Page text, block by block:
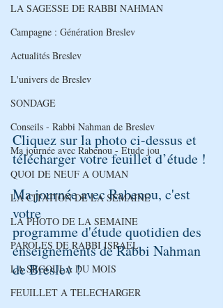
LA SAGESSE DE RABBI NAHMAN
Campagne : Génération Breslev
Actualités Breslev
L'univers de Breslev
SONDAGE
Conseils - Rabbi Nahman de Breslev
Ma journée avec Rabenou - Etude jou
QUOI DE NEUF A OUMAN
LA CITATION DE LA SEMAINE
LA PHOTO DE LA SEMAINE
PAROLES DE RABBI ISRAEL
LA SEGOULA DU MOIS
FEUILLET A TELECHARGER
Cliquez sur la photo ci-dessus et
télécharger votre feuillet d’étude !
Ma journée avec Rabenou, c'est
votre
programme d'étude quotidien des
enseignements de Rabbi Nahman
de Breslev !